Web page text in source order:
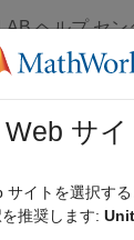
ヘルプ セン
File Exchange
る 回答
plot my
Web サ
サイトを選択す
推奨します: